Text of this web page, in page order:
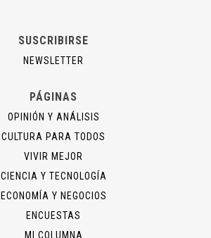
SUSCRIBIRSE
NEWSLETTER
PÁGINAS
OPINIÓN Y ANÁLISIS
CULTURA PARA TODOS
VIVIR MEJOR
CIENCIA Y TECNOLOGÍA
ECONOMÍA Y NEGOCIOS
ENCUESTAS
MI COLUMNA